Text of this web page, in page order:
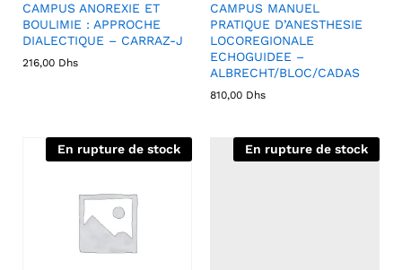
CAMPUS ANOREXIE ET
BOULIMIE : APPROCHE
DIALECTIQUE – CARRAZ-J
216,00 Dhs
CAMPUS MANUEL
PRATIQUE D’ANESTHESIE
LOCOREGIONALE
ECHOGUIDEE –
ALBRECHT/BLOC/CADAS
810,00 Dhs
En rupture de stock En rupture de stock